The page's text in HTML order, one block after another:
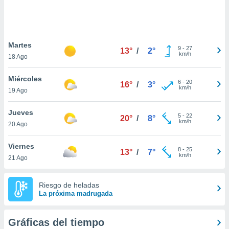
únicos
similares
como
IP
de
traten tus
en
a lo que
Para
Martes
18 Ago
13° / 2° 9- 27
km/h
Miércoles
19 Ago
16° / 3° 6- 20
km/h
Jueves
20 Ago
20° / 8° 5- 22
km/h
Viernes
21 Ago
13° / 7° 8- 25
km/h
Riesgo de heladas
La próxima madrugada
Gráficas del tiempo